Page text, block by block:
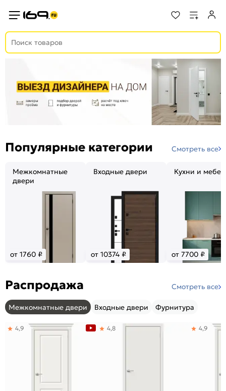
Популярные категории Смотреть все
Межкомнатные
двери
от 1760 ₽
Входные двери
от 10374 ₽
Кухни и
от 7700 ₽
Распродажа Смотреть все
Межкомнатные двери Входные двери Фурнитура
4,9 4,8 4,9